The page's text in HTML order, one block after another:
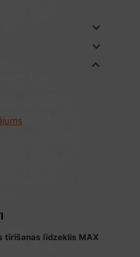
tīrīšanas līdzeklis MAX